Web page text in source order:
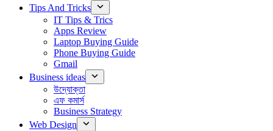
Tips And Tricks
IT Tips & Trics
Apps Review
Laptop Buying Guide
Phone Buying Guide
Gmail
Business ideas
উদ্যোক্তা
এফ কমার্স
Business Strategy
Web Design